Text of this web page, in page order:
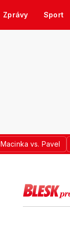
Zprávy Sport
Macinka vs. Pavel